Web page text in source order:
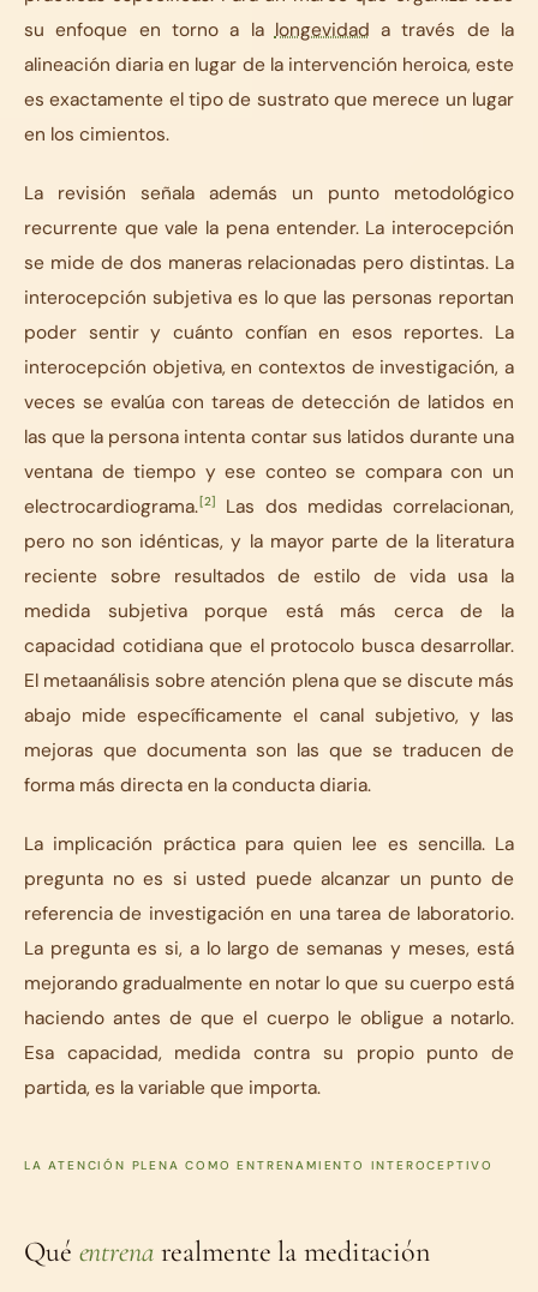
su enfoque en torno a la longevidad a través de la
alineación diaria en lugar de la intervención heroica, este
es exactamente el tipo de sustrato que merece un lugar
en los cimientos.
La revisión señala además un punto metodológico
recurrente que vale la pena entender. La interocepción
se mide de dos maneras relacionadas pero distintas. La
interocepción subjetiva es lo que las personas reportan
poder sentir y cuánto confían en esos reportes. La
interocepción objetiva, en contextos de investigación, a
veces se evalúa con tareas de detección de latidos en
las que la persona intenta contar sus latidos durante una
ventana de tiempo y ese conteo se compara con un
electrocardiograma.[2]
Las dos medidas correlacionan,
pero no son idénticas, y la mayor parte de la literatura
reciente sobre resultados de estilo de vida usa la
medida subjetiva porque está más cerca de la
capacidad cotidiana que el protocolo busca desarrollar.
El metaanálisis sobre atención plena que se discute más
abajo mide específicamente el canal subjetivo, y las
mejoras que documenta son las que se traducen de
forma más directa en la conducta diaria.
La implicación práctica para quien lee es sencilla. La
pregunta no es si usted puede alcanzar un punto de
referencia de investigación en una tarea de laboratorio.
La pregunta es si, a lo largo de semanas y meses, está
mejorando gradualmente en notar lo que su cuerpo está
haciendo antes de que el cuerpo le obligue a notarlo.
Esa capacidad, medida contra su propio punto de
partida, es la variable que importa.
LA ATENCIÓN PLENA COMO ENTRENAMIENTO INTEROCEPTIVO
Qué entrenarealmente la meditación